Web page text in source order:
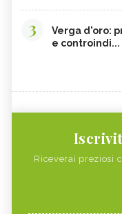
3
Verga d'oro:
e controindi...
Riceverai preziosi